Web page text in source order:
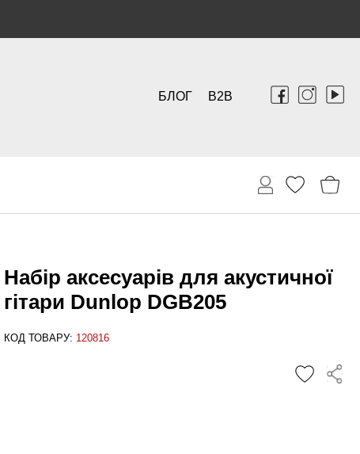
B2B
БЛОГ
Набір аксесуарів для акустичної
гітари Dunlop DGB205
КОД ТОВАРУ: 120816